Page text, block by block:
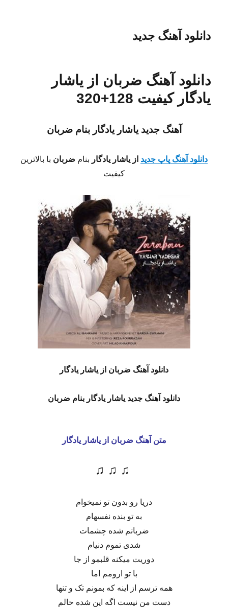
دانلود آهنگ جدید
دانلود آهنگ ضربان از یاشار
یادگار کیفیت 128+320
آهنگ جدید یاشار یادگار بنام ضربان
دانلود آهنگ پاپ جدید از یاشار یادگار بنام ضربان با بالاترین
کیفیت
دانلود آهنگ ضربان از یاشار یادگار
دانلود آهنگ جدید یاشار یادگار بنام ضربان
متن آهنگ ضربان از یاشار یادگار
♫ ♫ ♫
دریا رو بدون تو نمیخوام
به تو بنده نفسهام
ضربانم شده چشمات
شدی تموم دنیام
دوریت میکنه قلبمو از جا
با تو ارومم اما
همه ترسم از اینه که بمونم تک و تنها
دست من نیست اگه این شده حالم